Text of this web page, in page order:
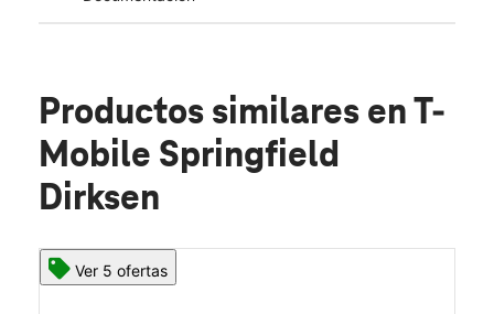
Productos similares en T-
Mobile Springfield
Dirksen
Ver 5 ofertas